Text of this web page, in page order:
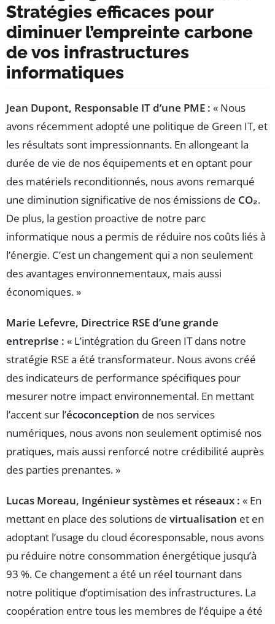
Stratégies efficaces pour
diminuer l’empreinte carbone
de vos infrastructures
informatiques
Jean Dupont, Responsable IT d’une PME : « Nous
avons récemment adopté une politique de Green IT, et
les résultats sont impressionnants. En allongeant la
durée de vie de nos équipements et en optant pour
des matériels reconditionnés, nous avons remarqué
une diminution significative de nos émissions de CO₂.
De plus, la gestion proactive de notre parc
informatique nous a permis de réduire nos coûts liés à
l’énergie. C’est un changement qui a non seulement
des avantages environnementaux, mais aussi
économiques. »
Marie Lefevre, Directrice RSE d’une grande
entreprise : « L’intégration du Green IT dans notre
stratégie RSE a été transformateur. Nous avons créé
des indicateurs de performance spécifiques pour
mesurer notre impact environnemental. En mettant
l’accent sur l’écoconception de nos services
numériques, nous avons non seulement optimisé nos
pratiques, mais aussi renforcé notre crédibilité auprès
des parties prenantes. »
Lucas Moreau, Ingénieur systèmes et réseaux : « En
mettant en place des solutions de virtualisation et en
adoptant l’usage du cloud écoresponsable, nous avons
pu réduire notre consommation énergétique jusqu’à
93 %. Ce changement a été un réel tournant dans
notre politique d’optimisation des infrastructures. La
coopération entre tous les membres de l’équipe a été